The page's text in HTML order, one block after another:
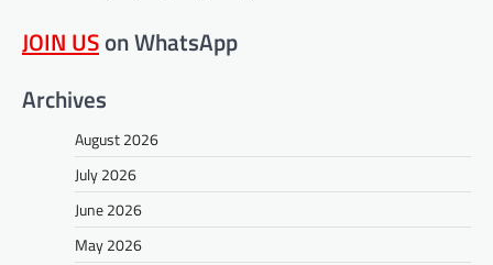
JOIN USon WhatsApp
Archives
August 2026
July 2026
June 2026
May 2026